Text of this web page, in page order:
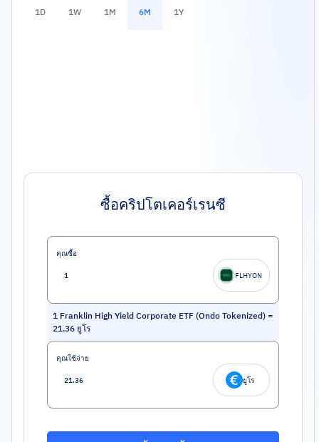
1D 1W 1M 6M 1Y
ซื้อคริปโตเคอร์เรนซี
คุณซื้อ
FLHYON
1 Franklin High Yield Corporate ETF (Ondo Tokenized) =
21.36 ยูโร
คุณใช้จ่าย
ยูโร